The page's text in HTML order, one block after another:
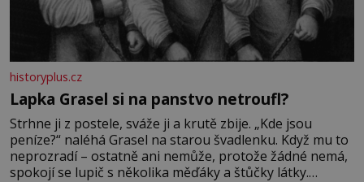
historyplus.cz
Lapka Grasel si na panstvo netroufl?
Strhne ji z postele, sváže ji a krutě zbije. „Kde jsou
peníze?“ naléhá Grasel na starou švadlenku. Když mu to
neprozradí – ostatně ani nemůže, protože žádné nemá,
spokojí se lupič s několika měďáky a štůčky látky.